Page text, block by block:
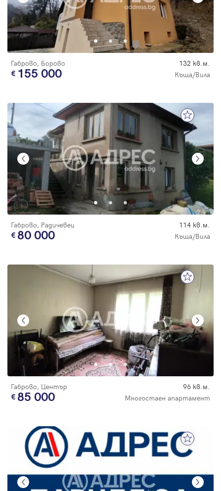
Габрово, Борово 132 кв.м.
155 000 Къща/Вила
Габрово, Радичевец 114 кв.м.
80 000 Къща/Вила
Габрово, Център 96 кв.м.
85 000 Многостаен апартамент